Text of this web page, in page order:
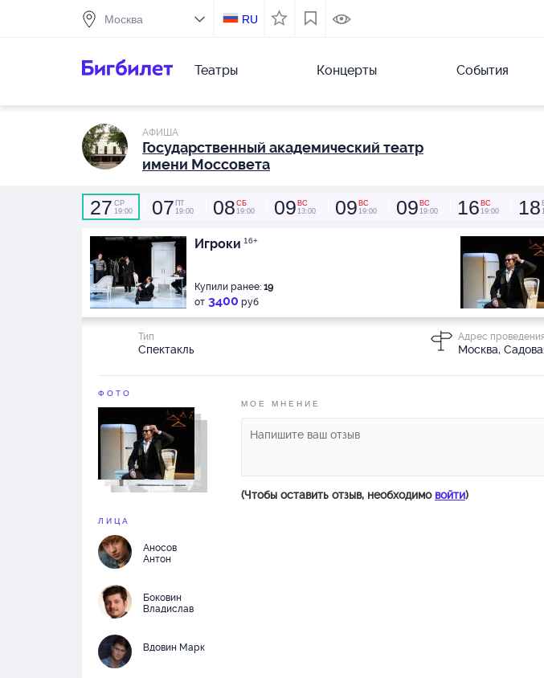
RU
Театры Концерты События
АФИША
Государственный академический театр
имени Моссовета
27 СР
19:00
07 ПТ
19:00
08 СБ
19:00
09 ВС
13:00
09 ВС
19:00
09 ВС
19:00
16 ВС
19:00
18
Игроки 16+
Купили ранее: 19
от 3400 руб
Тип
Спектакль
Адрес
Москва,
ФОТО
ЛИЦА
Аносов
Антон
Боковин
Владислав
Вдовин Марк
МОЕ МНЕНИЕ
(Чтобы оставить отзыв, необходимо войти)